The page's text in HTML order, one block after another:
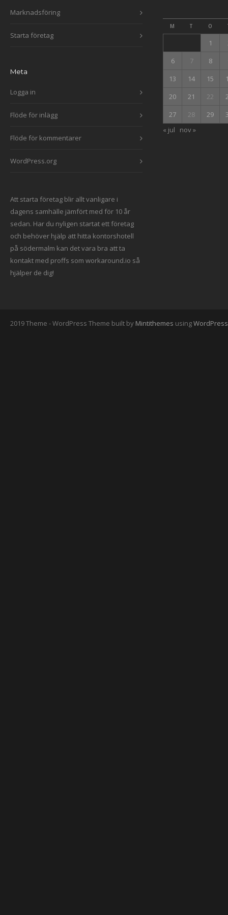
Marknadsföring
Starta företag
Meta
Logga in
Flöde för inlägg
Flöde för kommentarer
WordPress.org
Att starta företag blir allt vanligare i
dagens samhälle jämfört med för 10 år
sedan. Har du nyligen startat ett företag
och behöver hjälp att hitta kontorshotell
på södermalm kan det vara bra att ta
kontakt med proffs som workaround.io så
hjälper de dig!
M T O
1
6
7 8
13
14 15
20
21 22
27
28 29
« jul
nov »
2019 Theme - WordPress Theme built by Mintithemes usingWordPress